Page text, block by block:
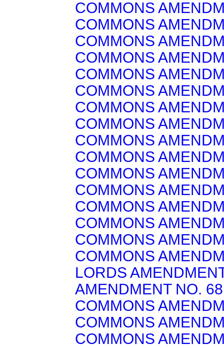
COMMONS
COMMONS
COMMONS
COMMONS
COMMONS
COMMONS
COMMONS
COMMONS
COMMONS
COMMONS
COMMONS
COMMONS
COMMONS
COMMONS
COMMONS
COMMONS
LORDS
AMENDMENT NO. 68
COMMONS
COMMONS
COMMONS